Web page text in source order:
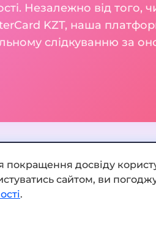
Незалежно від того,
KZT, наша
слідкуванню за
Додати обмінник
досвіду
сайтом, ви
.